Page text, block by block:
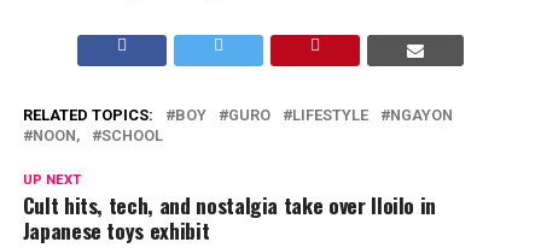
RELATED TOPICS: BOY GURO LIFESTYLE
NGAYON
NOON,
SCHOOL
UP NEXT
Cult hits, tech, and nostalgia take over Iloilo in
Japanese toys exhibit